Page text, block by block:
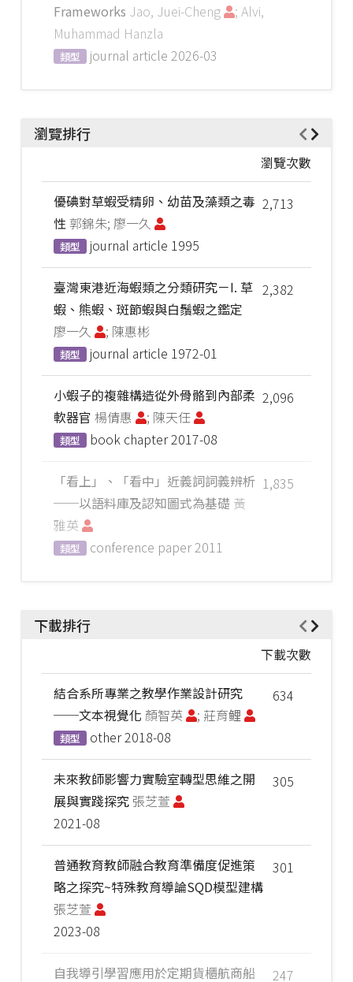
Frameworks Jao, Juei-Cheng
; Alvi,
Muhammad Hanzla
類型 journal article 2026-03
瀏覽排行
瀏覽次數
2,713
優碘對草蝦受精卵、幼苗及藻類之毒
性 郭錦朱; 廖一久
類型 journal article 1995
2,382
臺灣東港近海蝦類之分類研究－I. 草
蝦、熊蝦、斑節蝦與白鬚蝦之鑑定
廖一久
; 陳惠彬
類型 journal article 1972-01
2,096
小蝦子的複雜構造從外骨骼到內部柔
軟器官 楊倩惠 ; 陳天任
類型 book chapter2017-08
1,835
「看上」、「看中」近義詞詞義辨析
──以語料庫及認知圖式為基礎 黃
雅英
類型 conference paper2011
下載排行
下載次數
634
結合系所專業之教學作業設計研究
──文本視覺化 顏智英 ; 莊育鲤
類型 other2018-08
305
未來教師影響力實驗室轉型思維之開
展與實踐探究 張芝萱
2021-08
301
普通教育教師融合教育準備度促進策
略之探究~特殊教育導論SQD模型建構
張芝萱
2023-08
247
自我導引學習應用於定期貨櫃航商船